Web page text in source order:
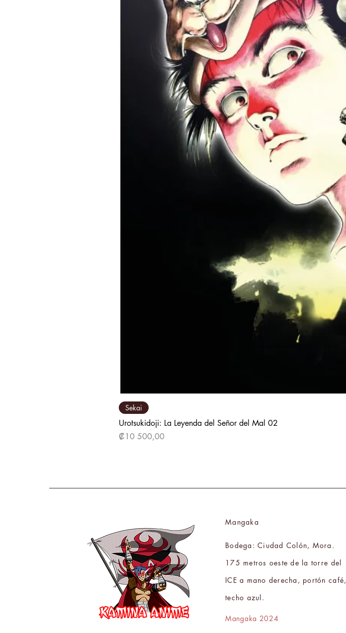
Sekai
Urotsukidoji: La Leyenda del Señor del Mal 02
Precio
₡10 500,00
Mangaka
Bodega: Ciudad Colón, Mora.
175 metros oeste de la torre del
ICE a mano derecha, portón café,
techo azul.
Mangaka 2024